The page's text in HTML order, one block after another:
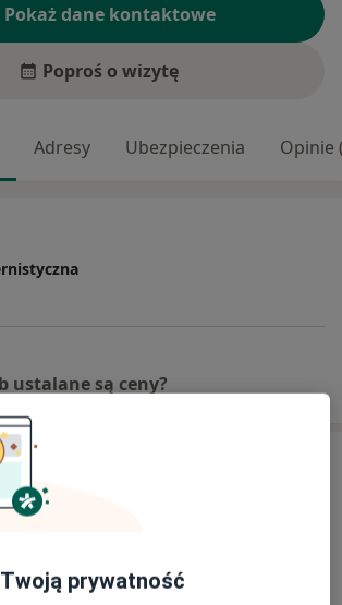
Pokaż dane kontaktowe
Poproś o wizytę
Adresy Ubezpieczenia Opinie
ustalane są ceny?
SPECJALISTYCZNA
LEKARSKA CHOROBY
MEDYCYNA RODZINNA
08-500Ryki
prywatność